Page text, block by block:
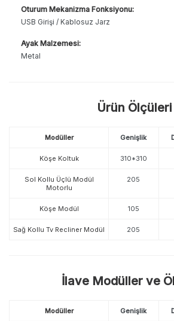
Oturum Mekanizma Fonksiyonu:
USB Girişi / Kablosuz Jarz
Ayak Malzemesi:
Metal
Ürün Ölçüleri
Modüller Genişlik
Köşe Koltuk 310*310
Sol Kollu Üçlü Modül
Motorlu
205
Köşe Modül 105
Sağ Kollu Tv Recliner Modül 205
İlave Modüller ve
Modüller Genişlik